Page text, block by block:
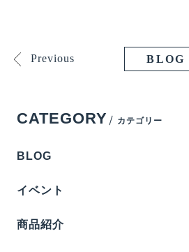
Previous BLOG
CATEGORY カテゴリー
BLOG
イベント
商品紹介